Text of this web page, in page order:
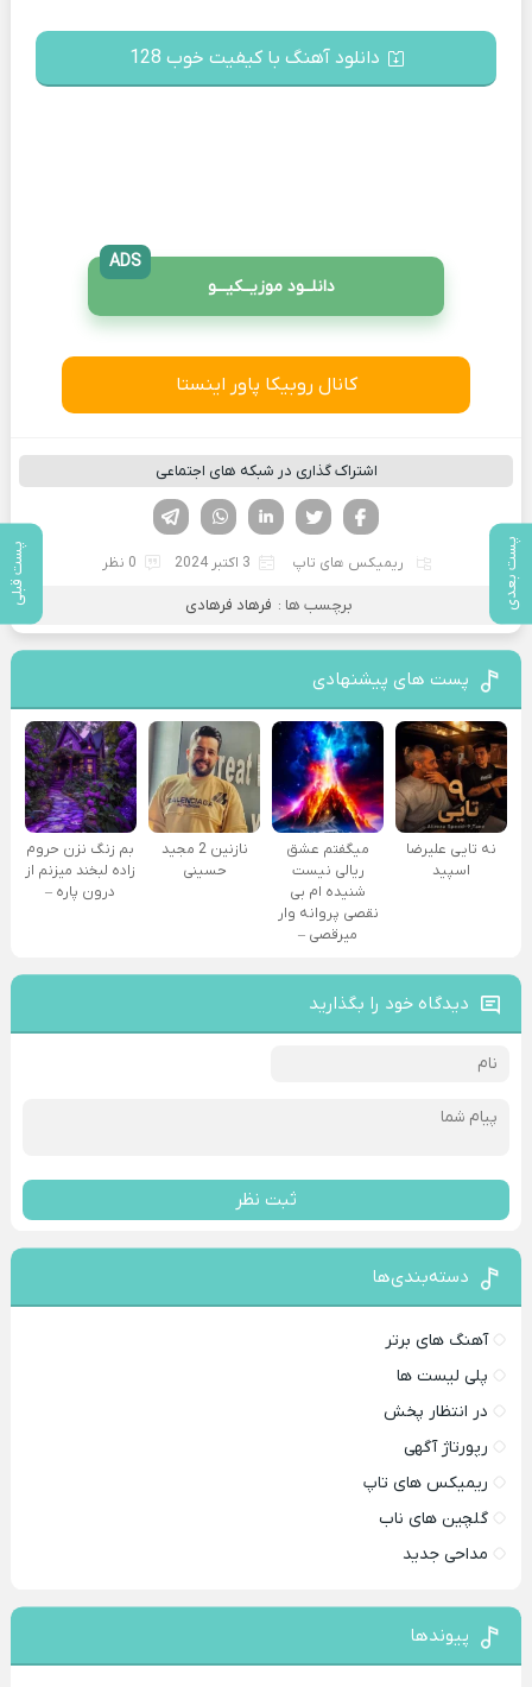
پست بعدی پست قبلی
دانلود آهنگ با کیفیت خوب 128
دانلــود موزیــکیـــو
ADS
کانال روبیکا پاور اینستا
اشتراک گذاری در شبکه های اجتماعی
لینکدین تویتر
فیسوک
ریمیکس های تاپ 3 اکتبر 2024 0 نظر
برچسب ها : فرهاد فرهادی
پست های پیشنهادی
نه تایی علیرضا
اسپید
میگفتم عشق
ریالی نیست
شنیده ام بی
نقصی پروانه وار
میرقصی –
نازنین 2 مجید
حسینی
بم زنگ نزن حروم
زاده لبخند میزنم از
درون پاره –
دیدگاه خود را بگذارید
ثبت نظر
دسته‌بندی‌ها
آهنگ های برتر
پلی لیست ها
در انتظار پخش
رپورتاژ آگهی
ریمیکس های تاپ
گلچین های ناب
مداحی جدید
پیوندها